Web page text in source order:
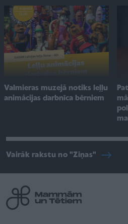
Valmieras muzejā notiks leļļu
animācijas darbnīca bērniem
Vairāk rakstu no "Ziņas"